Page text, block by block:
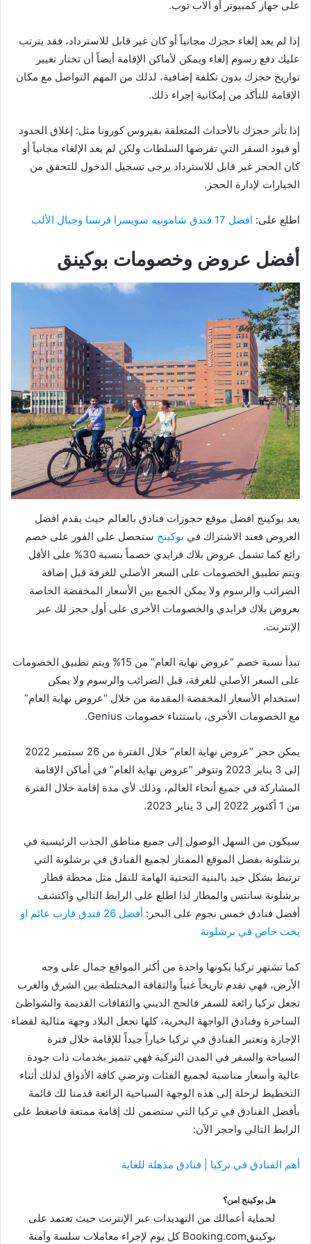
على جهاز كمبيوتر أو الاب توب.
إذا لم يعد إلغاء حجزك مجانياً أو كان غير قابل للاسترداد، فقد يترتب
عليك دفع رسوم إلغاء ويمكن لأماكن الإقامة أيضاً أن تختار تغيير
تواريخ حجزك بدون تكلفة إضافية، لذلك من المهم التواصل مع مكان
الإقامة للتأكد من إمكانية إجراء ذلك.
إذا تأثر حجزك بالأحداث المتعلقة بفيروس كورونا مثل: إغلاق الحدود
أو قيود السفر التي تفرضها السلطات ولكن لم يعد الإلغاء مجانياً أو
كان الحجز غير قابل للاسترداد يرجى تسجيل الدخول للتحقق من
الخيارات لإدارة الحجز.
اطلع على: افضل 17 فندق شامونيه سويسرا فرنسا وجبال الألب
أفضل عروض وخصومات بوكينق
يعد بوكينج افضل موقع حجوزات فنادق بالعالم حيث يقدم افضل
العروض فعند الاشتراك في بوكينج ستحصل على الفور على خصم
رائع كما تشمل عروض بلاك فرايدي خصماً بنسبة 30% على الأقل
ويتم تطبيق الخصومات على السعر الأصلي للغرفة قبل إضافة
الضرائب والرسوم ولا يمكن الجمع بين الأسعار المخفضة الخاصة
بعروض بلاك فرايدي والخصومات الأخرى على أول حجز لك عبر
الإنترنت.
تبدأ نسبة خصم “عروض نهاية العام” من 15% ويتم تطبيق الخصومات
على السعر الأصلي للغرفة، قبل الضرائب والرسوم ولا يمكن
استخدام الأسعار المخفضة المقدمة من خلال “عروض نهاية العام”
مع الخصومات الأخرى، باستثناء خصومات Genius.
يمكن حجز “عروض نهاية العام” خلال الفترة من 26 سبتمبر 2022
إلى 3 يناير 2023 وتتوفر “عروض نهاية العام” في أماكن الإقامة
المشاركة في جميع أنحاء العالم، وذلك لأي مدة إقامة خلال الفترة
من 1 أكتوبر 2022 إلى 3 يناير 2023.
سيكون من السهل الوصول إلى جميع مناطق الجذب الرئيسية في
برشلونة بفضل الموقع الممتاز لجميع الفنادق في برشلونة التي
ترتبط بشكل جيد بالبنية التحتية الهامة للنقل مثل محطة قطار
برشلونة سانتس والمطار لذا اطلع على الرابط التالي واكتشف
أفضل فنادق خمس نجوم على البحر:
أفضل 26 فندق قارب عائم او
يخت خاص في برشلونة
كما تشتهر تركيا بكونها واحدة من أكثر المواقع جمال على وجه
الأرض، فهي تقدم تاريخاً غنياً والثقافة المختلطة بين الشرق والغرب
تجعل تركيا رائعة للسفر فالحج الديني والثقافات القديمة والشواطئ
الساحرة وفنادق الواجهة البحرية، كلها تجعل البلاد وجهة مثالية لقضاء
الإجازة وتعتبر الفنادق في تركيا خياراً جيداً للإقامة خلال فترة
السياحة والسفر في المدن التركية فهي تتميز بخدمات ذات جودة
عالية وأسعار مناسبة لجميع الفئات وترضي كافة الأذواق لذلك أثناء
التخطيط لرحلة إلى هذه الوجهة السياحية الرائعة قدمنا ​​لك قائمة
بأفضل الفنادق في تركيا التي ستضمن لك إقامة ممتعة فاضغط على
الرابط التالي واحجز الآن:
أهم الفنادق في تركيا | فنادق مذهلة للغاية
هل بوكينج امن؟
لحماية أعمالك من التهديدات عبر الإنترنت حيث تعتمد على
بوكينقBooking.com كل يوم لإجراء معاملات سلسة وآمنة